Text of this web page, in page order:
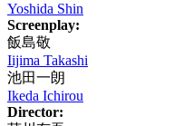
Yoshida Shin
Screenplay:
飯島敬
Iijima Takashi
池田一朗
Ikeda Ichirou
Director: